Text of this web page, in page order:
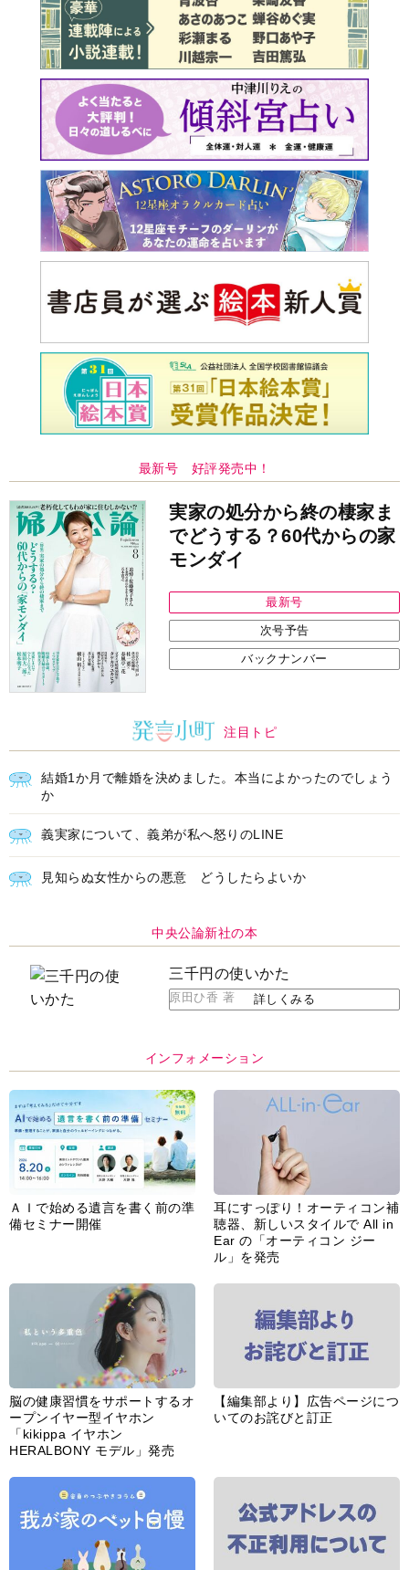
最新号 好評発売中！
実家の処分から終の棲家ま
でどうする？60代からの家
モンダイ
最新号
次号予告
バックナンバー
注目トピ
結婚1か月で離婚を決めました。本当によかったのでしょう
か
義実家について、義弟が私へ怒りのLINE
見知らぬ女性からの悪意 どうしたらよいか
中央公論新社の本
三千円の使いかた
原田ひ香 著 詳しくみる
インフォメーション
ＡＩで始める遺言を書く前の準
備セミナー開催
耳にすっぽり！オーティコン補
聴器、新しいスタイルで All in
Ear の「オーティコン ジー
ル」を発売
脳の健康習慣をサポートするオ
ープンイヤー型イヤホン
「kikippa イヤホン
HERALBONY モデル」発売
【編集部より】広告ページにつ
いてのお詫びと訂正